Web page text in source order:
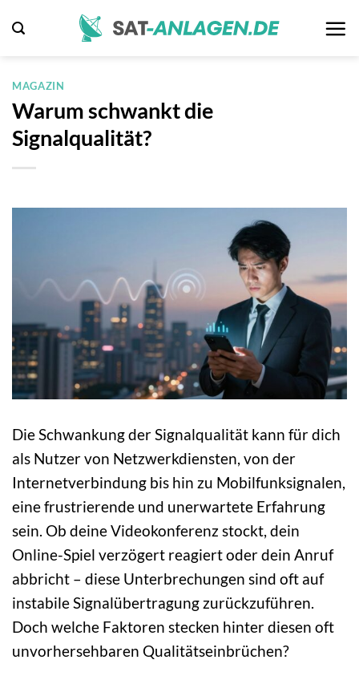
Inhalt
MAGAZIN
Warum schwankt die
Signalqualität?
Die Schwankung der Signalqualität kann für dich
als Nutzer von Netzwerkdiensten, von der
Internetverbindung bis hin zu Mobilfunksignalen,
eine frustrierende und unerwartete Erfahrung
sein. Ob deine Videokonferenz stockt, dein
Online-Spiel verzögert reagiert oder dein Anruf
abbricht – diese Unterbrechungen sind oft auf
instabile Signalübertragung zurückzuführen.
Doch welche Faktoren stecken hinter diesen oft
unvorhersehbaren Qualitätseinbrüchen?